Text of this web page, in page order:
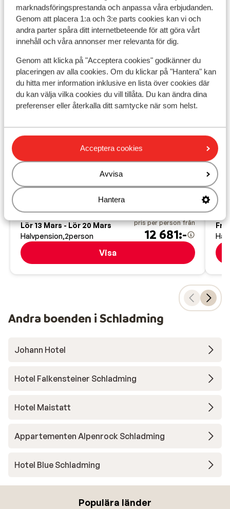
marknadsföringsprestanda och anpassa våra erbjudanden.
Genom att placera 1:a och 3:e parts cookies kan vi och
andra parter spåra ditt internetbeteende för att göra vårt
innehåll och våra annonser mer relevanta för dig.
Genom att klicka på "Acceptera cookies" godkänner du
placeringen av alla cookies. Om du klickar på "Hantera" kan
du hitta mer information inklusive en lista över cookies där
du kan välja vilka cookies du vill tillåta. Du kan ändra dina
preferenser eller återkalla ditt samtycke när som helst.
Acceptera cookies
Avvisa
Hantera
Hotel Maistatt
Avkoppling i wellnessavdelningen
Idealisk bas för aktiva vintersportsentusiaster
Lör 13 Mars - Lör 20 Mars
Halvpension 2person
pris per person från
12 681:-
Visa
Fre
Andra boenden i Schladming
Johann Hotel
Hotel Falkensteiner Schladming
Hotel Maistatt
Appartementen Alpenrock Schladming
Hotel Blue Schladming
Populära länder